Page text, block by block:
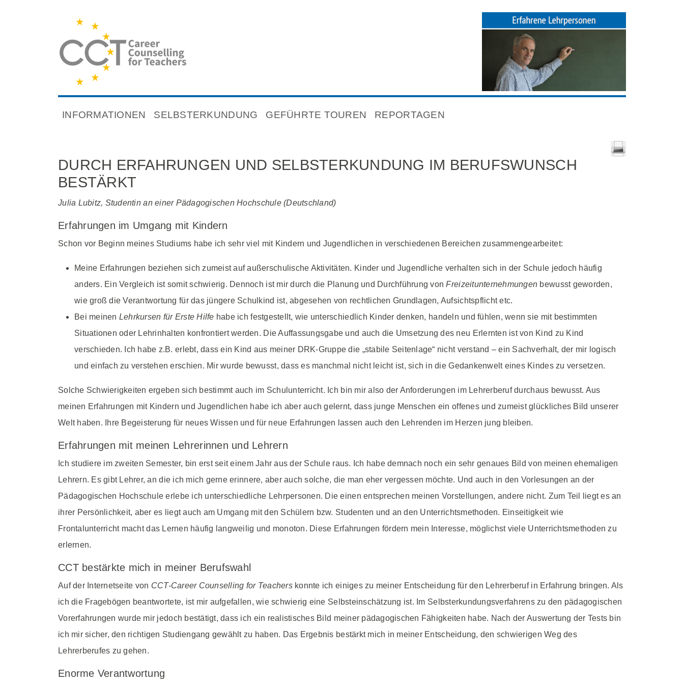
INFORMATIONEN SELBSTERKUNDUNG GEFÜHRTE TOUREN REPORTAGEN
DURCH ERFAHRUNGEN UND SELBSTERKUNDUNG IM BERUFSWUNSCH
BESTÄRKT
Julia Lubitz, Studentin an einer Pädagogischen Hochschule (Deutschland)
Erfahrungen im Umgang mit Kindern
Schon vor Beginn meines Studiums habe ich sehr viel mit Kindern und Jugendlichen in verschiedenen Bereichen zusammengearbeitet:
Meine Erfahrungen beziehen sich zumeist auf außerschulische Aktivitäten. Kinder und Jugendliche verhalten sich in der Schule jedoch häufig
anders. Ein Vergleich ist somit schwierig. Dennoch ist mir durch die Planung und Durchführung vonFreizeitunternehmungen bewusst geworden,
wie groß die Verantwortung für das jüngere Schulkind ist, abgesehen von rechtlichen Grundlagen, Aufsichtspflicht etc.
Bei meinen Lehrkursen für Erste Hilfe habe ich festgestellt, wie unterschiedlich Kinder denken, handeln und fühlen, wenn sie mit bestimmten
Situationen oder Lehrinhalten konfrontiert werden. Die Auffassungsgabe und auch die Umsetzung des neu Erlernten ist von Kind zu Kind
verschieden. Ich habe z.B. erlebt, dass ein Kind aus meiner DRK-Gruppe die „stabile Seitenlage“ nicht verstand – ein Sachverhalt, der mir logisch
und einfach zu verstehen erschien. Mir wurde bewusst, dass es manchmal nicht leicht ist, sich in die Gedankenwelt eines Kindes zu versetzen.
Solche Schwierigkeiten ergeben sich bestimmt auch im Schulunterricht. Ich bin mir also der Anforderungen im Lehrerberuf durchaus bewusst. Aus
meinen Erfahrungen mit Kindern und Jugendlichen habe ich aber auch gelernt, dass junge Menschen ein offenes und zumeist glückliches Bild unserer
Welt haben. Ihre Begeisterung für neues Wissen und für neue Erfahrungen lassen auch den Lehrenden im Herzen jung bleiben.
Erfahrungen mit meinen Lehrerinnen und Lehrern
Ich studiere im zweiten Semester, bin erst seit einem Jahr aus der Schule raus. Ich habe demnach noch ein sehr genaues Bild von meinen ehemaligen
Lehrern. Es gibt Lehrer, an die ich mich gerne erinnere, aber auch solche, die man eher vergessen möchte. Und auch in den Vorlesungen an der
Pädagogischen Hochschule erlebe ich unterschiedliche Lehrpersonen. Die einen entsprechen meinen Vorstellungen, andere nicht. Zum Teil liegt es an
ihrer Persönlichkeit, aber es liegt auch am Umgang mit den Schülern bzw. Studenten und an den Unterrichtsmethoden. Einseitigkeit wie
Frontalunterricht macht das Lernen häufig langweilig und monoton. Diese Erfahrungen fördern mein Interesse, möglichst viele Unterrichtsmethoden zu
erlernen.
CCT bestärkte mich in meiner Berufswahl
Auf der Internetseite von CCT-Career Counselling for Teacherskonnte ich einiges zu meiner Entscheidung für den Lehrerberuf in Erfahrung bringen. Als
ich die Fragebögen beantwortete, ist mir aufgefallen, wie schwierig eine Selbsteinschätzung ist. Im Selbsterkundungsverfahrens zu den pädagogischen
Vorerfahrungen wurde mir jedoch bestätigt, dass ich ein realistisches Bild meiner pädagogischen Fähigkeiten habe. Nach der Auswertung der Tests bin
ich mir sicher, den richtigen Studiengang gewählt zu haben. Das Ergebnis bestärkt mich in meiner Entscheidung, den schwierigen Weg des
Lehrerberufes zu gehen.
Enorme Verantwortung